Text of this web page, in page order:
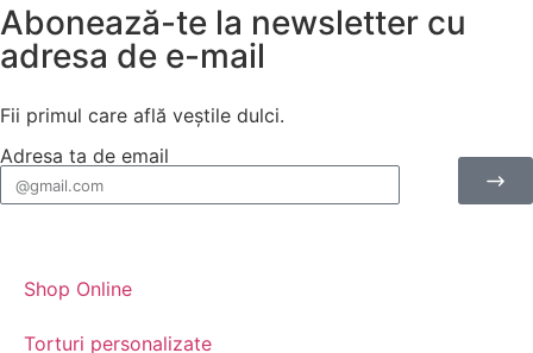
Abonează-te la newsletter cu
adresa de e-mail
Fii primul care află veștile dulci.
Adresa ta de email
Shop Online
Torturi personalizate